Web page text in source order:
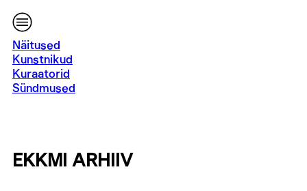
Näitused
Kunstnikud
Kuraatorid
Sündmused
EKKMI ARHIIV